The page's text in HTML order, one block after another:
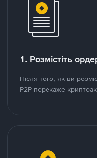
1. Розмістіть
Після того, як ви
P2P перекаже